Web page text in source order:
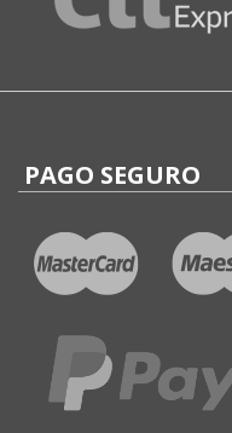
PAGO SEGURO